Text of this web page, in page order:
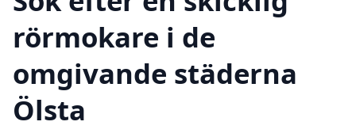
rörmokare i de
omgivande städerna
Ölsta